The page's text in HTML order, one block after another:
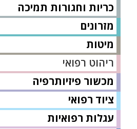
כריות וחגורות תמיכה
מזרונים
מיטות
ריהוט רפואי
מכשור פיזיותרפיה
ציוד רפואי
עגלות רפואיות